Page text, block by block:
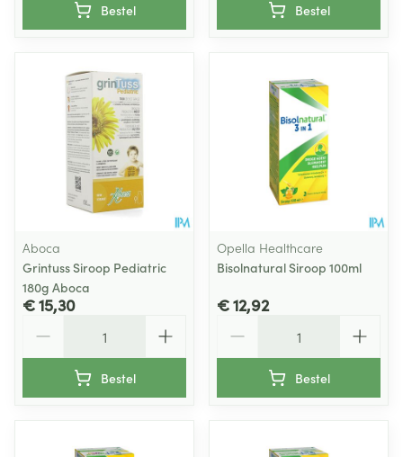
Bestel Bestel
Aboca
Grintuss Siroop Pediatric
180g Aboca
€ 15,30
Bestel
Opella Healthcare
Bisolnatural Siroop 100ml
€ 12,92
Bestel